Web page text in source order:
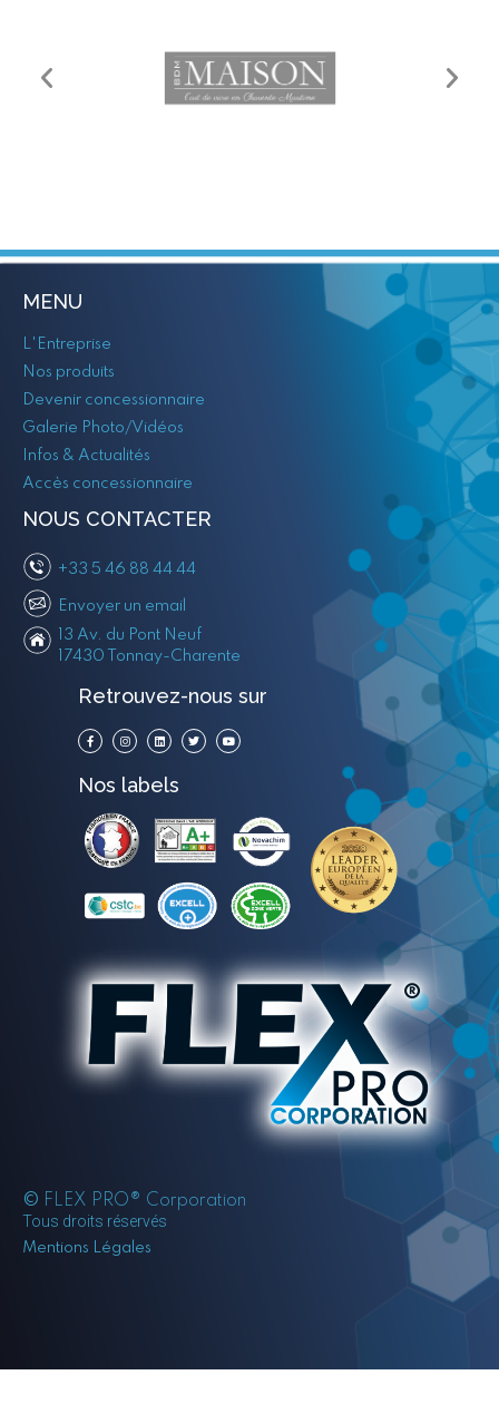
MENU
L'Entreprise
Nos produits
Devenir concessionnaire
Galerie Photo/Vidéos
Infos & Actualités
Accès concessionnaire
NOUS CONTACTER
+33 5 46 88 44 44
Envoyer un email
13 Av. du Pont Neuf
17430 Tonnay-Charente
Retrouvez-nous sur
Nos labels
© FLEX PRO® Corporation
Tous droits réservés
Mentions Légales